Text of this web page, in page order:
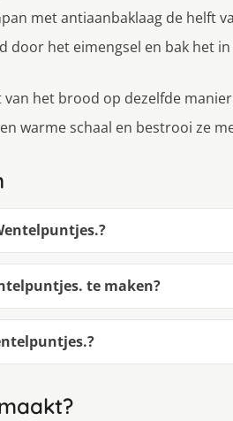
met antiaanbaklaag de helft
door het eimengsel en bak het
van het brood op dezelfde
warme schaal en bestrooi ze
te maken?